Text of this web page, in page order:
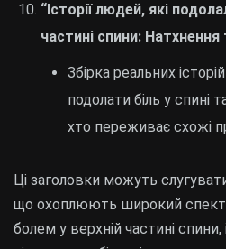
“Історії людей, які
частині спини: Натхнення
Збірка реальних
подолати біль у спині
хто переживає схожі
Ці заголовки можуть
що охоплюють широкий спектр
болем у верхній частині